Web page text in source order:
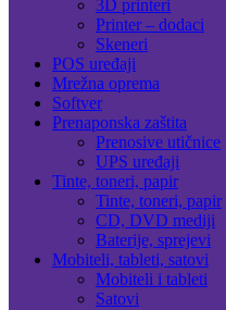
3D printeri
Printer – dodaci
Skeneri
POS uređaji
Mrežna oprema
Softver
Prenaponska zaštita
Prenosive utičnice
UPS uređaji
Tinte, toneri, papir
Tinte, toneri, papir
CD, DVD mediji
Baterije, sprejevi
Mobiteli, tableti, satovi
Mobiteli i tableti
Satovi